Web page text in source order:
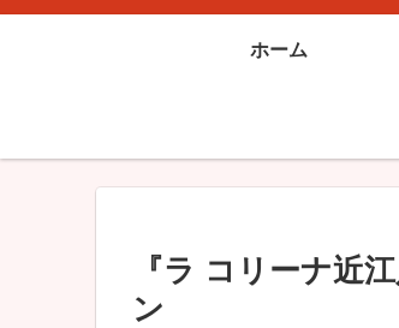
ホーム
『ラ コリーナ近
ン